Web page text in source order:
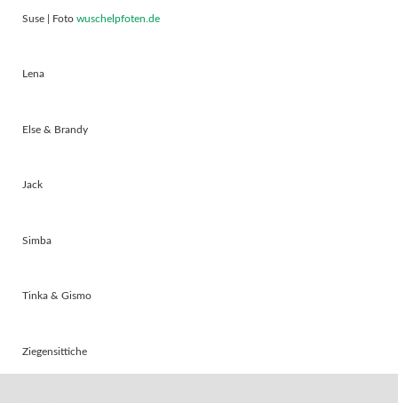
Suse | Foto wuschelpfoten.de
Lena
Else & Brandy
Jack
Simba
Tinka & Gismo
Ziegensittiche